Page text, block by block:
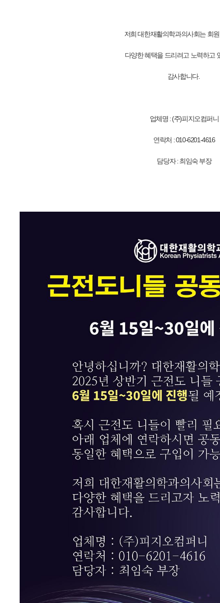
저희 대한재활의학과의사회는 회
다양한 혜택을 드리려고 노력하고
감사합니다.
업체명 : (주)피지오컴퍼니
연락처 : 010-6201-4616
담당자 : 최임숙 부장